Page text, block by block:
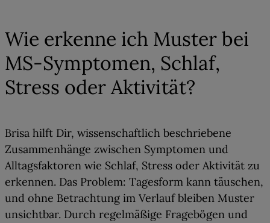
Wie erkenne ich Muster bei
MS-Symptomen, Schlaf,
Stress oder Aktivität?
Brisa hilft Dir, wissenschaftlich beschriebene
Zusammenhänge zwischen Symptomen und
Alltagsfaktoren wie Schlaf, Stress oder Aktivität zu
erkennen. Das Problem: Tagesform kann täuschen,
und ohne Betrachtung im Verlauf bleiben Muster
unsichtbar. Durch regelmäßige Fragebögen und